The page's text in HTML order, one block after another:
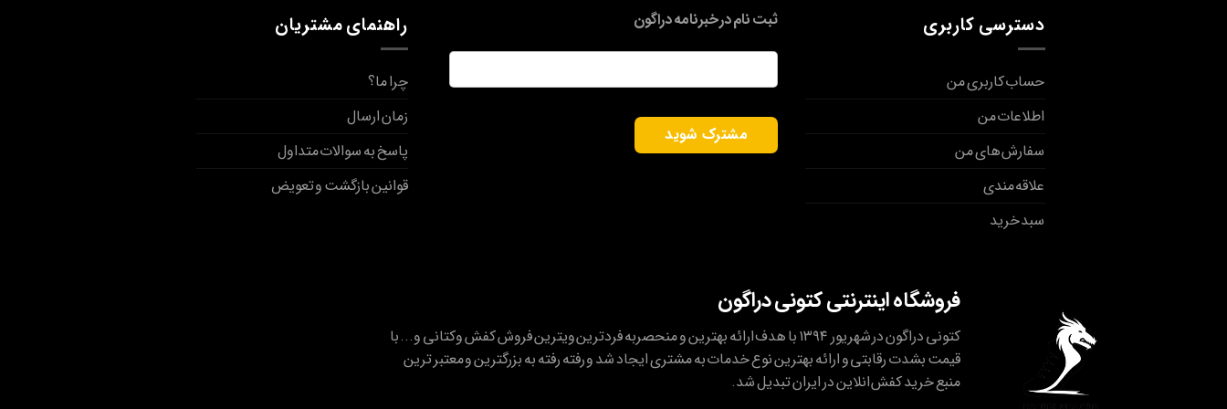
دسترسی کاربری
حساب کاربری من
اطلاعات من
سفارش های من
علاقه مندی
سبد خرید
ثبت نام در خبرنامه دراگون
ایمیل*
راهنمای مشتریان
چرا ما؟
زمان ارسال
پاسخ به سوالات متداول
قوانین بازگشت و تعویض
فروشگاه اینترنتی کتونی دراگون
کتونی دراگون در شهریور ۱۳۹۴ با هدف ارائه بهترین و منحصربه فردترین ویترین فروش کفش وکتانی و... با
قیمت بشدت رقابتی و ارائه بهترین نوع خدمات به مشتری ایجاد شد و رفته رفته به بزرگترین و معتبر ترین
منبع خرید کفش انلاین در ایران تبدیل شد.